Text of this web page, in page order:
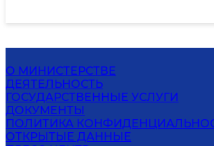
О МИНИСТЕРСТВЕ
ДЕЯТЕЛЬНОСТЬ
ГОСУДАРСТВЕННЫЕ УСЛУГИ
ДОКУМЕНТЫ
ПОЛИТИКА
ОТКРЫТЫЕ ДАННЫЕ